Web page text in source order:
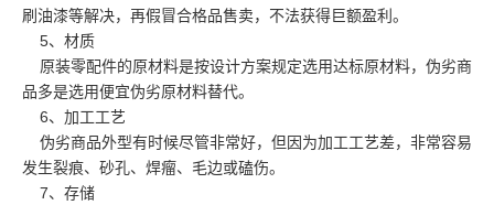
刷油漆等解决，再假冒合格品售卖，不法获得巨额盈利。
5、材质
原装零配件的原材料是按设计方案规定选用达标原材料，伪劣商
品多是选用便宜伪劣原材料替代。
6、加工工艺
伪劣商品外型有时候尽管非常好，但因为加工工艺差，非常容易
发生裂痕、砂孔、焊瘤、毛边或磕伤。
7、存储